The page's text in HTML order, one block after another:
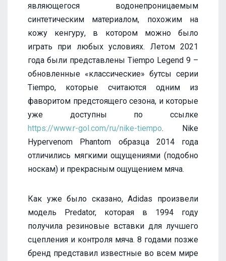
являющегося водонепроницаемым
синтетическим материалом, похожим на
кожу кенгуру, в котором можно было
играть при любых условиях. Летом 2021
года были представлены Tiempo Legend 9 –
обновленные «классические» бутсы серии
Tiempo, которые считаются одним из
фаворитом предстоящего сезона, и которые
уже доступны по ссылке
https://www.r-gol.com/ru/nike-tiempo. Nike
Hypervenom Phantom образца 2014 года
отличились мягкими ощущениями (подобно
носкам) и прекрасным ощущением мяча.
Как уже было сказано, Adidas произвели
модель Predator, которая в 1994 году
получила резиновые вставки для лучшего
сцепления и контроля мяча. 8 годами позже
бренд представил известные во всем мире